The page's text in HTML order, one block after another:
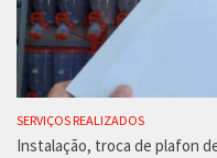
SERVIÇOS REALIZADOS
Instalação, troca de plafon